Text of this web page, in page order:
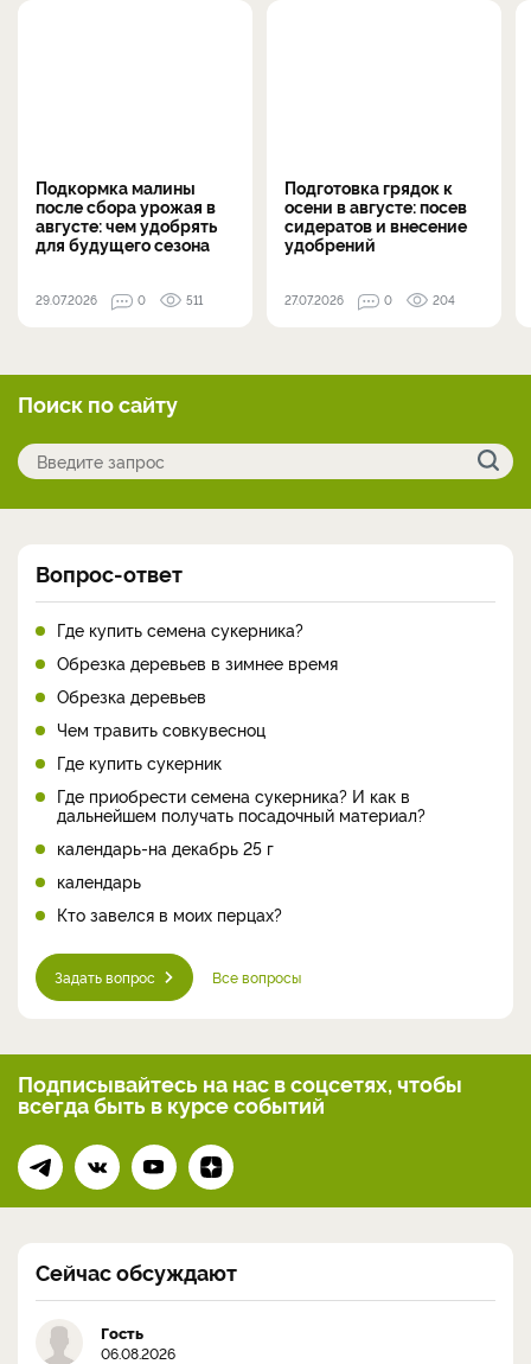
Подкормка малины
после сбора урожая в
августе: чем удобрять
для будущего сезона
29.07.2026 0 511
Подготовка грядок к
осени в августе: посев
сидератов и внесение
удобрений
27.07.2026 0 204
Поиск по сайту
Вопрос-ответ
Где купить семена сукерника?
Обрезка деревьев в зимнее время
Обрезка деревьев
Чем травить совкувесноц
Где купить сукерник
Где приобрести семена сукерника? И как в
дальнейшем получать посадочный материал?
календарь-на декабрь 25 г
календарь
Кто завелся в моих перцах?
Задать вопрос Все вопросы
Подписывайтесь на нас в соцсетях, чтобы
всегдабыть в курсе событий
Сейчас обсуждают
Гость
06.08.2026